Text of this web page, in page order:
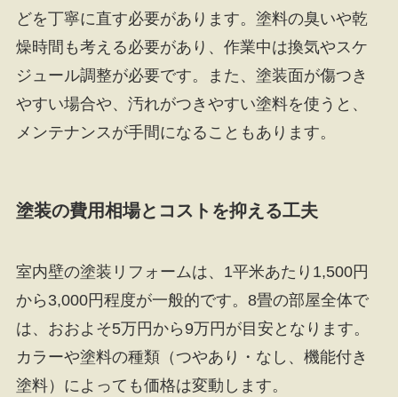
どを丁寧に直す必要があります。塗料の臭いや乾
燥時間も考える必要があり、作業中は換気やスケ
ジュール調整が必要です。また、塗装面が傷つき
やすい場合や、汚れがつきやすい塗料を使うと、
メンテナンスが手間になることもあります。
塗装の費用相場とコストを抑える工夫
室内壁の塗装リフォームは、1平米あたり1,500円
から3,000円程度が一般的です。8畳の部屋全体で
は、おおよそ5万円から9万円が目安となります。
カラーや塗料の種類（つやあり・なし、機能付き
塗料）によっても価格は変動します。